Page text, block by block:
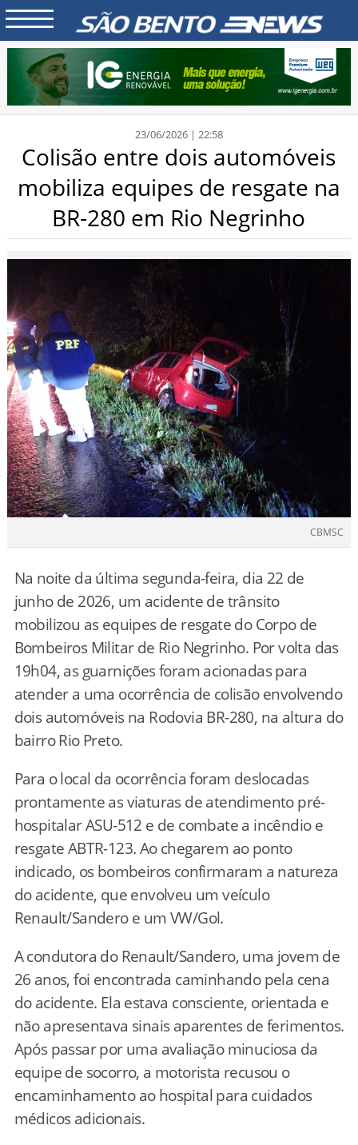
23/06/2026 | 22:58
Colisão entre dois automóveis
mobiliza equipes de resgate na
BR-280 em Rio Negrinho
CBMSC
Na noite da última segunda-feira, dia 22 de
junho de 2026, um acidente de trânsito
mobilizou as equipes de resgate do Corpo de
Bombeiros Militar de Rio Negrinho. Por volta das
19h04, as guarnições foram acionadas para
atender a uma ocorrência de colisão envolvendo
dois automóveis na Rodovia BR-280, na altura do
bairro Rio Preto.
Para o local da ocorrência foram deslocadas
prontamente as viaturas de atendimento pré-
hospitalar ASU-512 e de combate a incêndio e
resgate ABTR-123. Ao chegarem ao ponto
indicado, os bombeiros confirmaram a natureza
do acidente, que envolveu um veículo
Renault/Sandero e um VW/Gol.
A condutora do Renault/Sandero, uma jovem de
26 anos, foi encontrada caminhando pela cena
do acidente. Ela estava consciente, orientada e
não apresentava sinais aparentes de ferimentos.
Após passar por uma avaliação minuciosa da
equipe de socorro, a motorista recusou o
encaminhamento ao hospital para cuidados
médicos adicionais.